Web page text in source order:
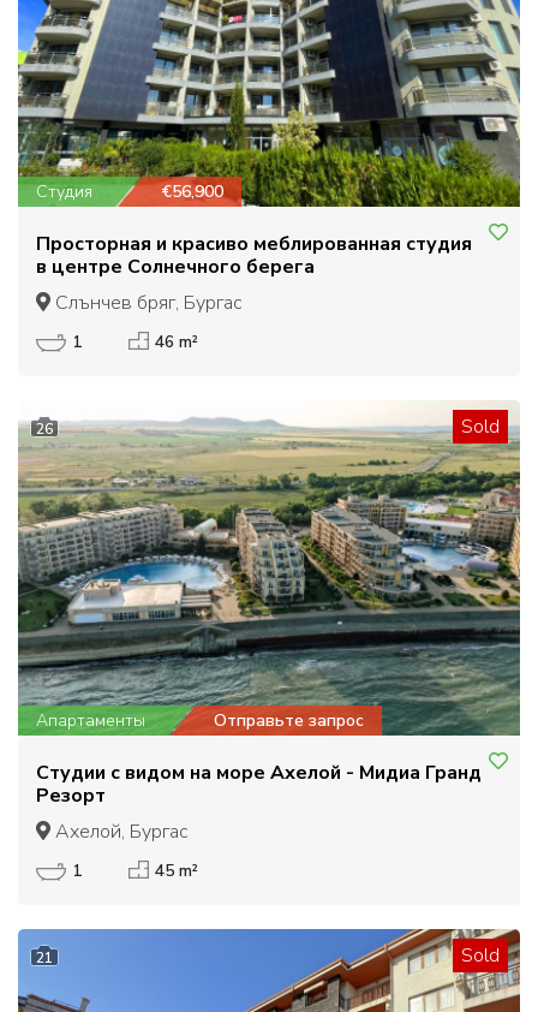
Студия €56,900
Просторная и красиво меблированная студия
в центре Солнечного берега
Слънчев бряг, Бургас
1 46 m²
26 Sold
Апартаменты Отправьте запрос
Студии с видом на море Ахелой - Мидиа Гранд
Резорт
Ахелой, Бургас
1 45 m²
21 Sold